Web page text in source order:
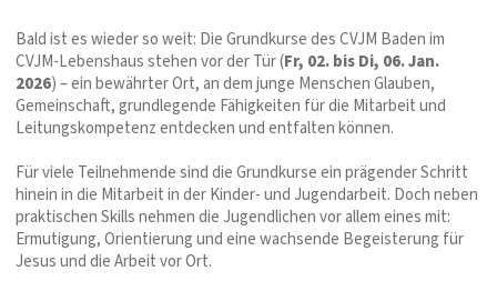
Bald ist es wieder so weit: Die Grundkurse des CVJM Baden im
CVJM-Lebenshaus stehen vor der Tür (Fr, 02. bis Di, 06. Jan.
2026) – ein bewährter Ort, an dem junge Menschen Glauben,
Gemeinschaft, grundlegende Fähigkeiten für die Mitarbeit und
Leitungskompetenz entdecken und entfalten können.
Für viele Teilnehmende sind die Grundkurse ein prägender Schritt
hinein in die Mitarbeit in der Kinder- und Jugendarbeit. Doch neben
praktischen Skills nehmen die Jugendlichen vor allem eines mit:
Ermutigung, Orientierung und eine wachsende Begeisterung für
Jesus und die Arbeit vor Ort.